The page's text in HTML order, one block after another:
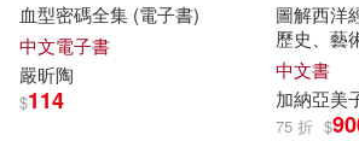
塞萬提斯(1) 奧岩(1)
Warner Classics(1)
マガジンハウス(1)
血型密碼全集 (電子書)
中文電子書
嚴昕陶
$114
圖解西洋
歷史、藝
牌到應用
瓷藝愛好
中文書
加納亞美
75 折 $